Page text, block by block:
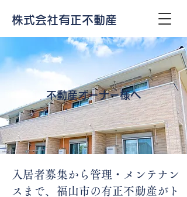
株式会社有正不動産
不動産オーナー様へ
入居者募集から管理・メンテナン
スまで、福山市の有正不動産がト